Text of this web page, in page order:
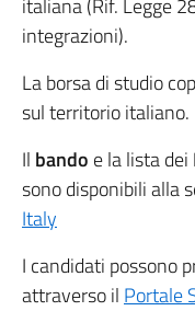
integrazioni).
La borsa di studio
sul territorio italiano.
Il bando e la lista dei
sono disponibili alla
Italy
I candidati possono
attraverso il Portale